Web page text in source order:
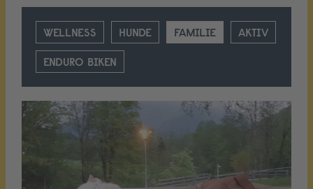
WELLNESS HUNDE FAMILIE AKTIV
ENDURO BIKEN